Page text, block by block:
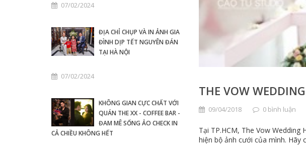
07/02/2024
ĐỊA CHỈ CHỤP VÀ IN ẢNH GIA
ĐÌNH DỊP TẾT NGUYÊN ĐÁN
TẠI HÀ NỘI
07/02/2024
KHÔNG GIAN CỰC CHẤT VỚI
QUÁN THE XX - COFFEE BAR -
ĐAM MÊ SỐNG ẢO CHECK IN
CẢ CHIỀU KHÔNG HẾT
THE VOW
09/04/2018 0 bình luận
Tại TP.HCM, The Vow
hiện bộ ảnh cưới của mình. Hãy